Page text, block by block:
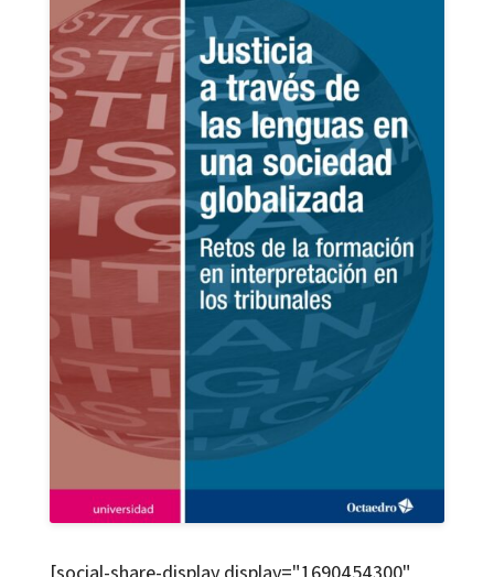
[social-share-display display="1690454300"